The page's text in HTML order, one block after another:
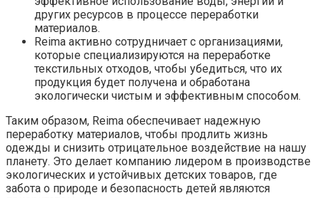
других ресурсов в процессе переработки
материалов.
Reima активно сотрудничает с организациями,
которые специализируются на переработке
текстильных отходов, чтобы убедиться, что их
продукция будет получена и обработана
экологически чистым и эффективным способом.
Таким образом, Reima обеспечивает надежную
переработку материалов, чтобы продлить жизнь
одежды и снизить отрицательное воздействие на нашу
планету. Это делает компанию лидером в производстве
экологических и устойчивых детских товаров, где
забота о природе и безопасность детей являются